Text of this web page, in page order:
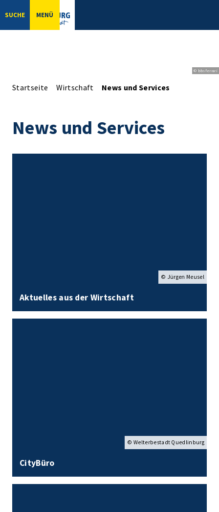
SUCHE MENÜ
© bbsferrari
Startseite Wirtschaft News und Services
News und Services
© Jürgen Meusel
Aktuelles aus der Wirtschaft
© Welterbestadt Quedlinburg
CityBüro